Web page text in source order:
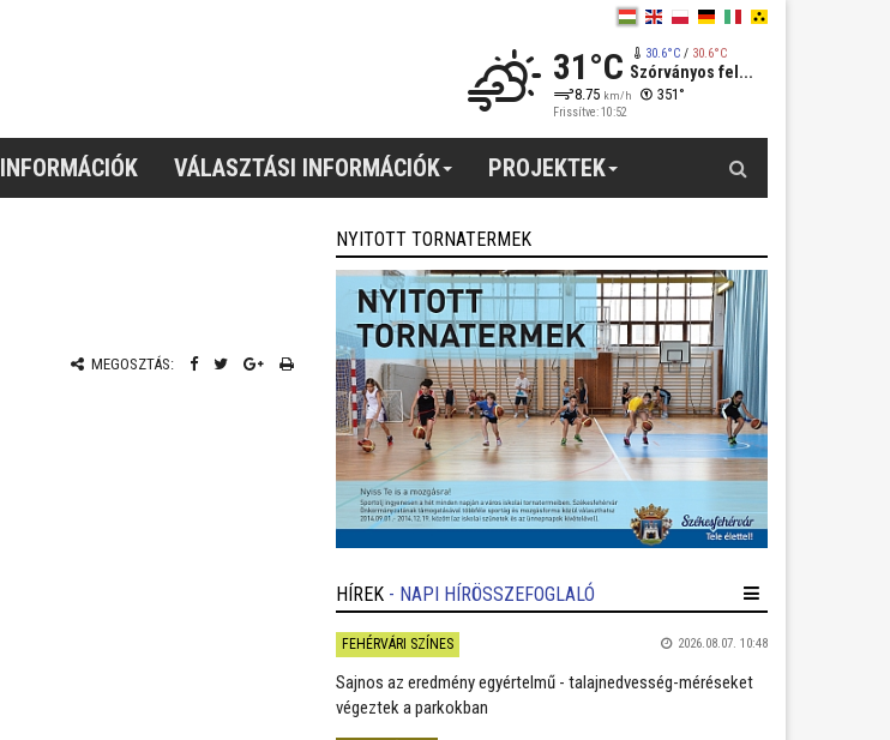
31°C 30.6°C/ 30.6°C
Szórványos fel...
8.75 km/h 351°
Frissítve: 10:52
INFORMÁCIÓK VÁLASZTÁSI INFORMÁCIÓK PROJEKTEK
MEGOSZTÁS:
NYITOTT TORNATERMEK
HÍREK - NAPI HÍRÖSSZEFOGLALÓ
FEHÉRVÁRI SZÍNES 2026.08.07. 10:48
Sajnos az eredmény egyértelmű - talajnedvesség-méréseket
végeztek a parkokban